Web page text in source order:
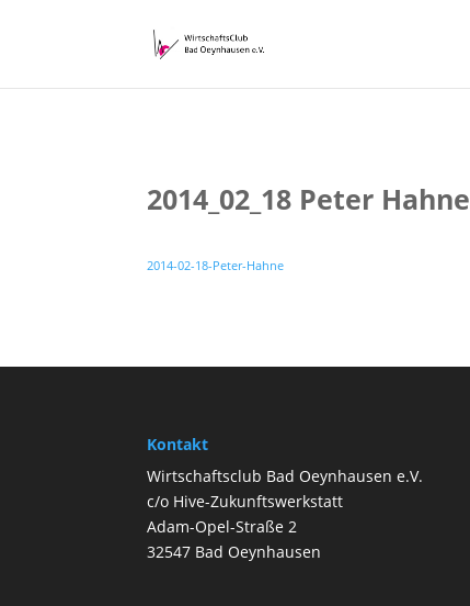
2014_02_18 Peter Hahne
2014-02-18-Peter-Hahne
Kontakt
Wirtschaftsclub Bad Oeynhausen e.V.
c/o Hive-Zukunftswerkstatt
Adam-Opel-Straße 2
32547 Bad Oeynhausen